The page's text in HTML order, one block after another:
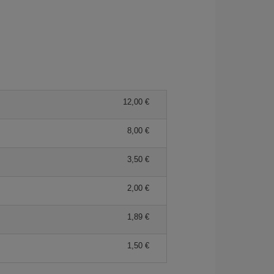
12,00 €
8,00 €
3,50 €
2,00 €
1,89 €
1,50 €